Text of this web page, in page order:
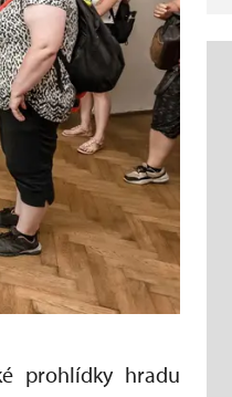
prohlídky hradu